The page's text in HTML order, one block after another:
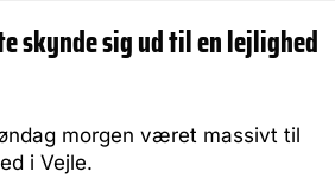
skynde sig ud til en lejlighed
morgen været massivt til
i Vejle.